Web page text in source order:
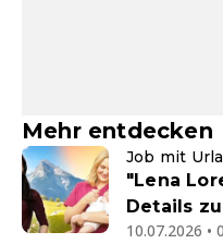
Mehr entdecken
Job mit
"Lena
Details
10.07.2026 •